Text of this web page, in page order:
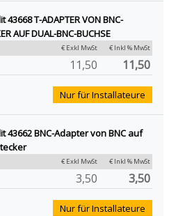
43668 T-ADAPTER VON BNC-
AUF DUAL-BNC-BUCHSE
€ Exkl MwSt € Inkl % MwSt
11,50 11,50
Nur für Installateure
43662 BNC-Adapter von BNC auf
€ Exkl MwSt € Inkl % MwSt
3,50 3,50
Nur für Installateure